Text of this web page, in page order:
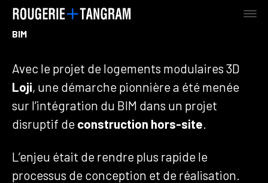
BIM
Avec le projet de logements modulaires 3D
Loji, une démarche pionnière a été menée
sur l’intégration du BIM dans un projet
disruptif de construction hors-site.
L’enjeu était de rendre plus rapide le
processus de conception et de réalisation.